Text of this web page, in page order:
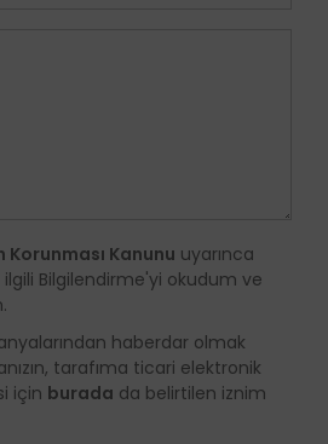
Korunması Kanunu uyarınca
Bilgilendirme'yi okudum ve
haberdar olmak
tarafıma ticari elektronik
için burada da belirtilen iznim